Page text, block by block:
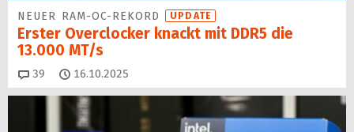
NEUER RAM-OC-REKORD UPDATE
Erster Overclocker knackt mit DDR5 die
13.000 MT/s
39 Kommentare
16.10.2025